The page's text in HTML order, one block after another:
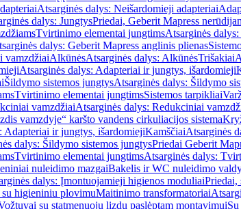
Atsarginės dalys: Neišardomieji adapteriai
dalys: JungtysPriedai, Geberit Mapress
Tvirtinimo elementai jungtimsAtsarginės
dalys: Geberit Mapress anglinis plienas
vamzdžiaiAlkūnėsAtsarginės dalys: AlkūnėsTrišakiai
Atsarginės dalys: Adapteriai ir jungtys, išardomieji
Šildymo sistemos jungtysAtsarginės dalys: Šildymo
Tvirtinimo elementai jungtimsSistemos tarpikliai
vamzdžiaiAtsarginės dalys: Redukciniai
vamzdyje“ karšto vandens cirkuliacijos sistema
Adapteriai ir jungtys, išardomiejiKamščiaiAtsarginės
dalys: Šildymo sistemos jungtysPriedai Geberit
Tvirtinimo elementai jungtimsAtsarginės dalys:
nuleidimo mazgaiBakelis ir WC nuleidimo
dalys: Įmontuojamieji higienos moduliaiPriedai,
higieniniu plovimuMaitinimo transformatoriai
su statmenuoju lizdu paslėptam montavimui